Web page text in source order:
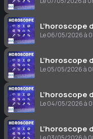
L’horoscope
Le 06/05/2026 à
L’horoscope
Le 05/05/2026 à
L’horoscope
Le 04/05/2026 à
L’horoscope